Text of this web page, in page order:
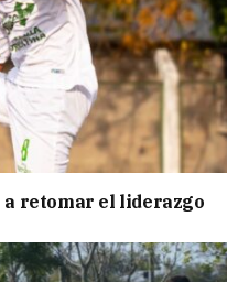
a retomar el liderazgo